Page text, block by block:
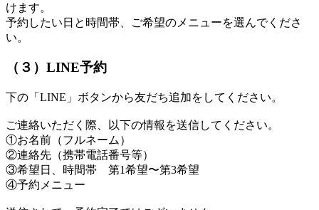
けます。
予約したい日と時間帯、ご希望のメニューを選んでくださ
い。
（３）LINE予約
下の「LINE」ボタンから友だち追加をしてください。
ご連絡いただく際、以下の情報を送信してください。
①お名前（フルネーム）
②連絡先（携帯電話番号等）
③希望日、時間帯 第1希望〜第3希望
④予約メニュー